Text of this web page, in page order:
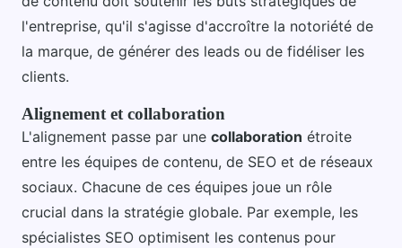
l'entreprise, qu'il s'agisse d'accroître la notoriété de
la marque, de générer des leads ou de fidéliser les
clients.
Alignement et collaboration
L'alignement passe par une collaboration étroite
entre les équipes de contenu, de SEO et de réseaux
sociaux. Chacune de ces équipes joue un rôle
crucial dans la stratégie globale. Par exemple, les
spécialistes SEO optimisent les contenus pour